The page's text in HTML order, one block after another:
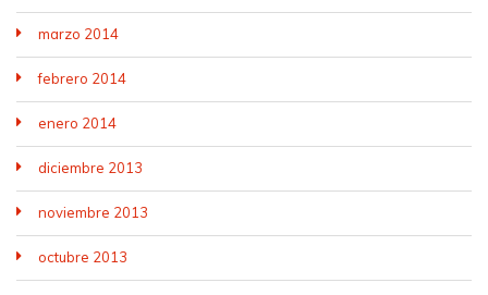
marzo 2014
febrero 2014
enero 2014
diciembre 2013
noviembre 2013
octubre 2013